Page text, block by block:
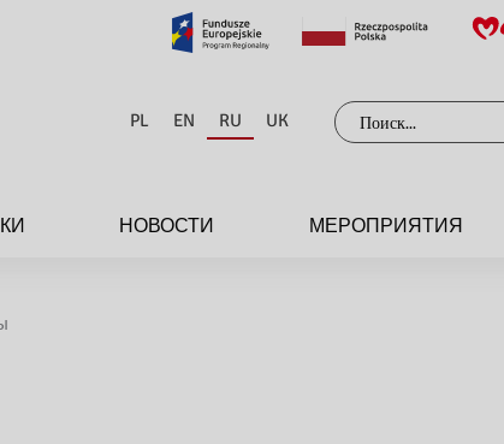
PL EN RU UK Поиск:
НОВОСТИ МЕРОПРИЯТИЯ